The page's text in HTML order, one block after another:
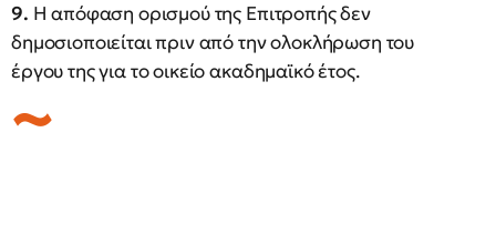
9. Η απόφαση ορισμού της Επιτροπής δεν
δημοσιοποιείται πριν από την ολοκλήρωση του
έργου της για το οικείο ακαδημαϊκό έτος.